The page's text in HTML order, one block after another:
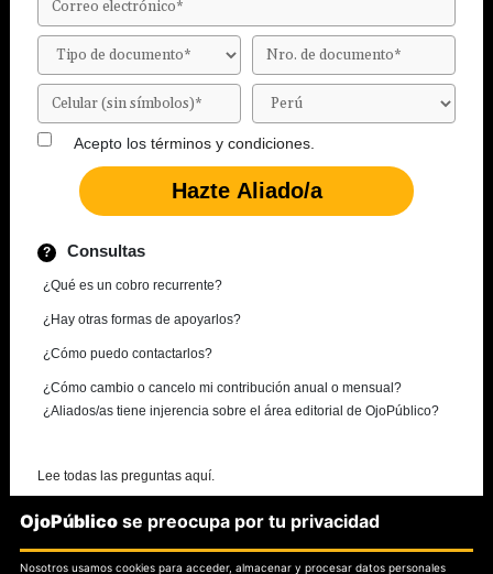
Acepto los términos y condiciones.
Consultas
¿Qué es un cobro recurrente?
¿Hay otras formas de apoyarlos?
¿Cómo puedo contactarlos?
¿Cómo cambio o cancelo mi contribución anual o mensual?
¿Aliados/as tiene injerencia sobre el área editorial de OjoPúblico?
Lee todas las preguntas aquí.
¿Necesitas más información?
OjoPúblico se preocupa por tu privacidad
Nosotros usamos cookies para acceder, almacenar y procesar datos personales